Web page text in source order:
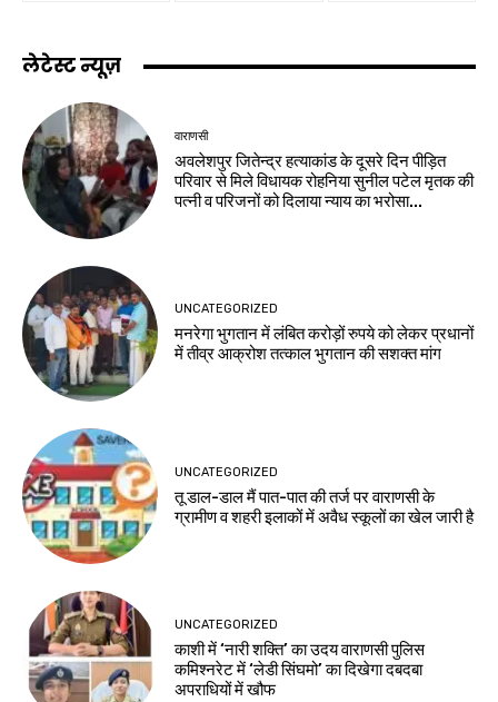
लेटेस्ट न्यूज़
वाराणसी
अवलेशपुर जितेन्द्र हत्याकांड के दूसरे दिन पीड़ित
परिवार से मिले विधायक रोहनिया सुनील पटेल मृतक की
पत्नी व परिजनों को दिलाया न्याय का भरोसा...
UNCATEGORIZED
मनरेगा भुगतान में लंबित करोड़ों रुपये को लेकर प्रधानों
में तीव्र आक्रोश तत्काल भुगतान की सशक्त मांग
UNCATEGORIZED
तू डाल-डाल मैं पात-पात की तर्ज पर वाराणसी के
ग्रामीण व शहरी इलाकों में अवैध स्कूलों का खेल जारी है
UNCATEGORIZED
काशी में ‘नारी शक्ति’ का उदय वाराणसी पुलिस
कमिश्नरेट में ‘लेडी सिंघमो’ का दिखेगा दबदबा
अपराधियों में खौफ